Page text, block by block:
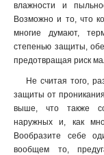
влажности и
Возможно и то, что
многие думают,
степенью защиты,
предотвращая риск
Не считая того,
защиты от
выше, что также
наружных и, как
Вообразите себе
вообщем то,